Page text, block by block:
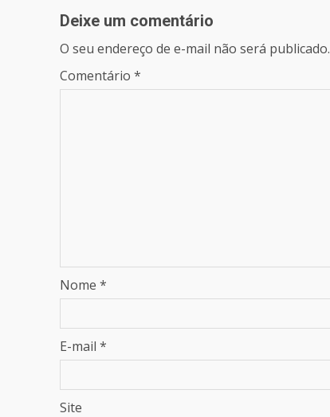
Deixe um comentário
O seu endereço de e-mail não será publicado.
Comentário *
Nome *
E-mail *
Site